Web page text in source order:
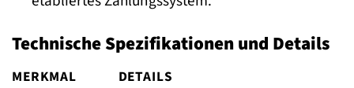
Technische Spezifikationen und Details
MERKMAL
DETAILS